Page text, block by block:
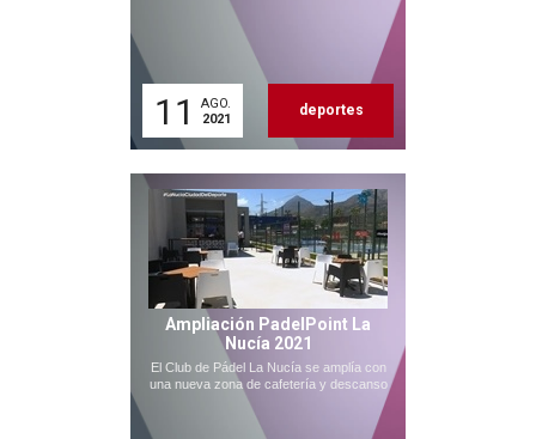
11
AGO.
2021
deportes
Ampliación PadelPoint La
Nucía 2021
El Club de Pádel La Nucía se amplía con
una nueva zona de cafetería y descanso